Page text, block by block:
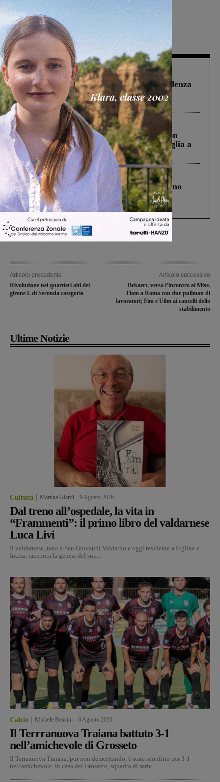
Più lette
Figline Incisa Valdarno 1 Agosto 2026
Piscina di Figline finanziata oltre la scadenza
Pnrr, il gruppo di Fratelli d’Italia: “Un
ringraziamento al Governo”
Cronaca 3 Agosto 2026
Scomparso da una struttura di Castiglion
Fiorentino l’uomo che aveva ucciso la figlia a
Levane nel 2020
Cronaca 4 Agosto 2026
Un anno fa la strage in A1 in cui morirono
Gianni, Giulia e Franco. Lo schianto, il
processo, lo stop ai sorpassi fra tir....
Articolo precedente
Rivoluzione nei quartieri alti del
girone L di Seconda categoria
Articolo successivo
Bekaert, verso l’incontro al Mise.
Fiom a Roma con due pullman di
lavoratori; Fim e Uilm ai cancelli dello
stabilimento
Ultime Notizie
Cultura Martina Giardi 9 Agosto 2026
Dal treno all’ospedale, la vita in
“Frammenti”: il primo libro del valdarnese
Luca Livi
Il valdarnese, nato a San Giovanni Valdarno e oggi residente a Figline e
Incisa, racconta la genesi del suo...
Calcio Michele Bossini 8 Agosto 2026
Il Terrranuova Traiana battuto 3-1
nell’amichevole di Grosseto
Il Terranuova Traiana, pur non demeritando, è stata sconfitto per 3-1
nell'amichevole in casa del Grosseto, squadra di serie...